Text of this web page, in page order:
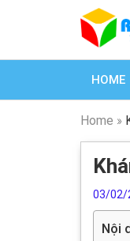
HOME
Home »
03/02/
Nội